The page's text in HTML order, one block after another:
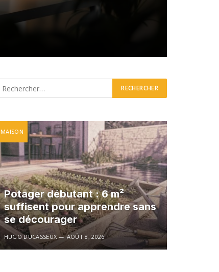
MAISON
Potager débutant : 6 m²
suffisent pour apprendre sans
se décourager
HUGO DUCASSEUX AOÛT 8, 2026